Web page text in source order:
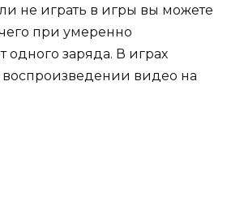
не играть в игры вы можете
при умеренно
одного заряда. В играх
воспроизведении видео на